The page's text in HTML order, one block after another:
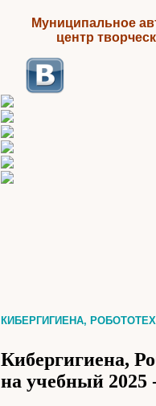
Муниципальное
центр
КИБЕРГИГИЕНА,
Кибергигиена,
на учебный 2025